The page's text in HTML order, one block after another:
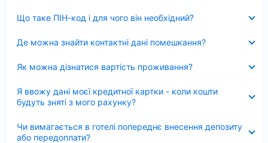
Що таке ПІН-код і для чого він необхідний?
Де можна знайти контактні дані помешкання?
Як можна дізнатися вартість проживання?
Я ввожу дані моєї кредитної картки - коли кошти
будуть зняті з мого рахунку?
Чи вимагається в готелі попереднє внесення депозиту
або передоплати?